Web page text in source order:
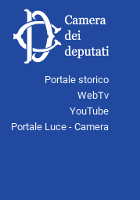
Portale storico
WebTv
YouTube
Portale Luce - Camera